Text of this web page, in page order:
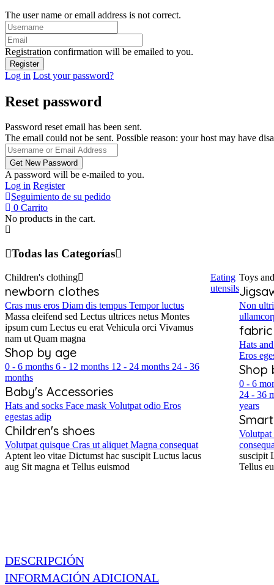
The user name or email address is not correct.
Registration confirmation will be emailed to you.
Log in Lost your password?
Reset password
Password reset email has been sent.
The email could not be sent. Possible reason: your host may have
A password will be e-mailed to you.
Log in Register
Seguimiento de su pedido
0 Carrito
No products in the cart.
Todas las Categorías
Children's clothing
newborn clothes
Cras mus eros Diam dis tempus Tempor luctus
Massa eleifend sed Lectus ultrices netus Montes
ipsum cum Lectus eu erat Vehicula orci Vivamus
nam ut Quam magna
Shop by age
0 - 6 months 6 - 12 months 12 - 24 months 24 - 36
months
Baby's Accessories
Hats and socks Face mask Volutpat odio Eros
egestas adip
Children's shoes
Volutpat quisque Cras ut aliquet Magna consequat
Aptent leo vitae Dictumst hac suscipit Luctus lacus
aug Sit magna et Tellus euismod
Eating
utensils
Toys
Non
Hats
Eros
Shop
0 - 6
24 - 36
years
Volutpat
suscipit
Tellus
DESCRIPCIÓN
INFORMACIÓN ADICIONAL